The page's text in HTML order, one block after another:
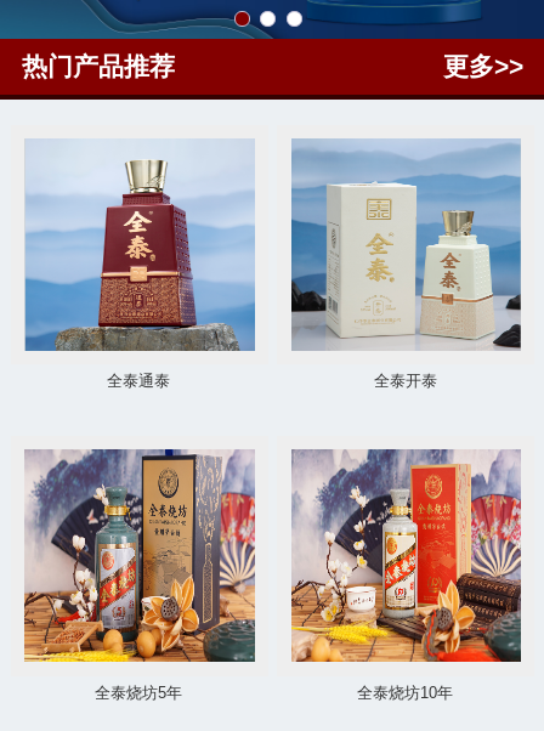
热门产品推荐 更多>>
全泰通泰 全泰开泰
全泰烧坊5年 全泰烧坊10年